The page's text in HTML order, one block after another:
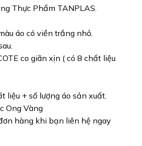
Thực Phẩm TANPLAS.
áo có viền trắng nhỏ.
co giãn xịn ( có 8 chất liệu
liệu + số lượng áo sản xuất.
Ong Vàng
hàng khi bạn liên hệ ngay